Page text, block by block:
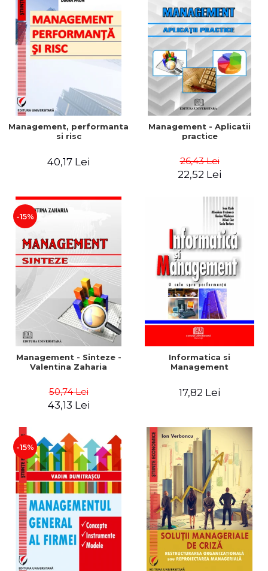
Management, performanta
si risc
40,17 Lei
Management - Aplicatii
practice
26,43 Lei
22,52 Lei
-15%
Management - Sinteze -
Valentina Zaharia
50,74 Lei
43,13 Lei
Informatica si
Management
17,82 Lei
-15%